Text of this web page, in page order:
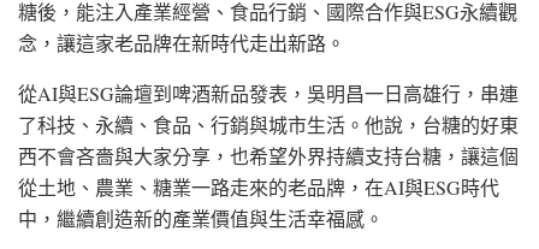
糖後，能注入產業經營、食品行銷、國際合作與ESG永續觀
念，讓這家老品牌在新時代走出新路。
從AI與ESG論壇到啤酒新品發表，吳明昌一日高雄行，串連
了科技、永續、食品、行銷與城市生活。他說，台糖的好東
西不會吝嗇與大家分享，也希望外界持續支持台糖，讓這個
從土地、農業、糖業一路走來的老品牌，在AI與ESG時代
中，繼續創造新的產業價值與生活幸福感。